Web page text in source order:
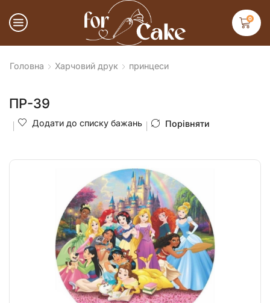
0
Головна Харчовий друк принцеси
ПР-39
Додати до списку бажань Порівняти